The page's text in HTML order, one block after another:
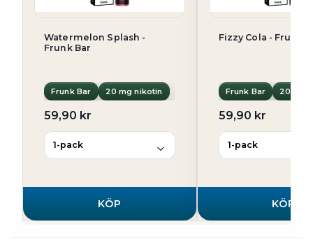
Watermelon Splash -
Frunk Bar
Frunk Bar 20 mg nikotin
59,90 kr
KÖP
Fizzy Cola - Frunk
Frunk Bar 20 mg
59,90 kr
KÖP